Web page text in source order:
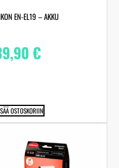
EN-EL19 – AKKU
€
OSTOSKORIIN